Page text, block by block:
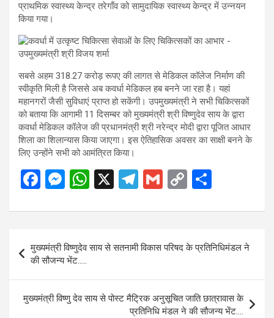
प्राथमिक स्वास्थ्य केन्द्र तरेगाँव को सामुदायिक स्वास्थ्य केन्द्र में उन्नयन
किया गया।
सबसे अहम 318.27 करोड़ रूपए की लागत से मेडिकल कॉलेज निर्माण की
स्वीकृति मिली है जिससे अब कवर्धा मेडिकल हब बनने जा रहा है। यहां
महानगरों जैसी सुविधाएं प्राप्त हो सकेंगी। उपमुख्यमंत्री ने सभी चिकित्सकों
को बताया कि आगामी 11 दिसम्बर को मुख्यमंत्री श्री विष्णुदेव साय के द्वारा
कवर्धा मेडिकल कॉलेज की प्रधानमंत्री श्री नरेन्द्र मोदी द्वारा पूजित आधार
शिला का शिलान्यास किया जाएगा। इस ऐतिहासिक अवसर का साक्षी बनने के
लिए उन्होंने सभी को आमंत्रित किया।
F
ce
b
o
o
k
M
se
n
g
er
W
at
A
p
p
X
T
e
gr
a
m
G
ail
C
py
Li
n
k
ar
e
navigation
मुख्यमंत्री विष्णुदेव साय से सतनामी विकास परिषद के प्रतिनिधिमंडल ने
की सौजन्य भेंट…..
मुख्यमंत्री विष्णु देव साय से पोस्ट मैट्रिक अनुसूचित जाति छात्रावास के
प्रतिनिधि मंडल ने की सौजन्य भेंट….